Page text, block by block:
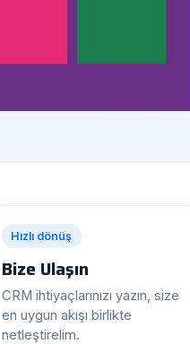
Hızlı dönüş
Bize Ulaşın
CRM ihtiyaçlarınızı yazın, size
en uygun akışı birlikte
netleştirelim.